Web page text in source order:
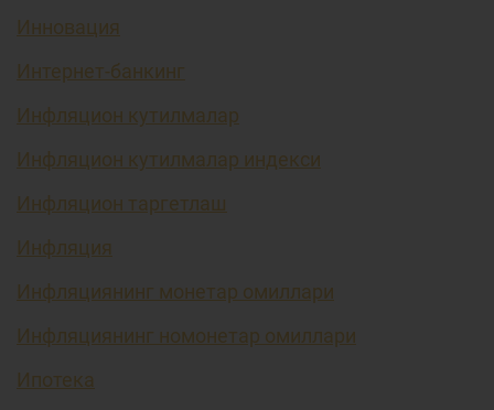
Инновация
Интернет-банкинг
Инфляцион кутилмалар
Инфляцион кутилмалар индекси
Инфляцион таргетлаш
Инфляция
Инфляциянинг монетар омиллари
Инфляциянинг номонетар омиллари
Ипотека